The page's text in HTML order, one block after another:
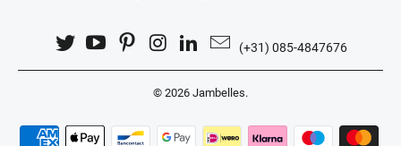
(+31) 085-4847676
© 2026 Jambelles.